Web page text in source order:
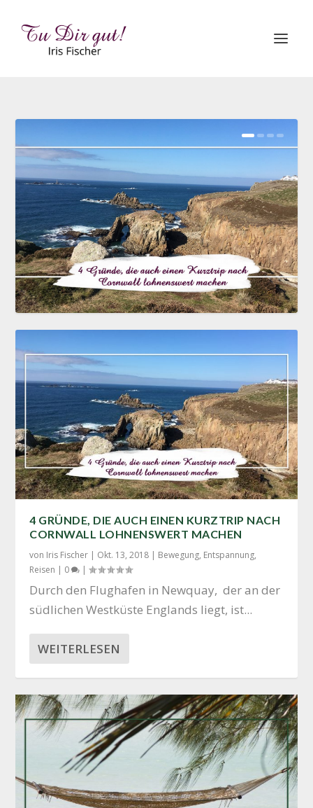
4 GRÜNDE, DIE AUCH EINEN KURZTRIP NACH
CORNWALL LOHNENSWERT MACHEN
von Iris Fischer | Okt. 13, 2018 | Bewegung, Entspannung,
Reisen | 0 |
Durch den Flug­ha­fen in New­quay, der an der
süd­li­chen West­küs­te Eng­lands liegt, ist...
WEITERLESEN